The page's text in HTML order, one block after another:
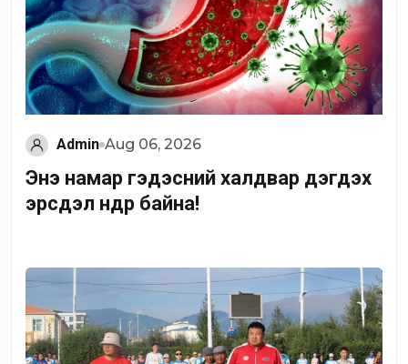
Admin Aug 06, 2026
Энэ намар гэдэсний халдвар дэгдэх
эрсдэл өндөр байна!